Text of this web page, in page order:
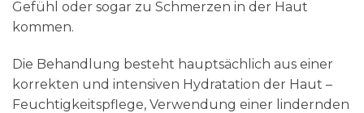
Gefühl oder sogar zu Schmerzen in der Haut
kommen.
Die Behandlung besteht hauptsächlich aus einer
korrekten und intensiven Hydratation der Haut –
Feuchtigkeitspflege, Verwendung einer lindernden